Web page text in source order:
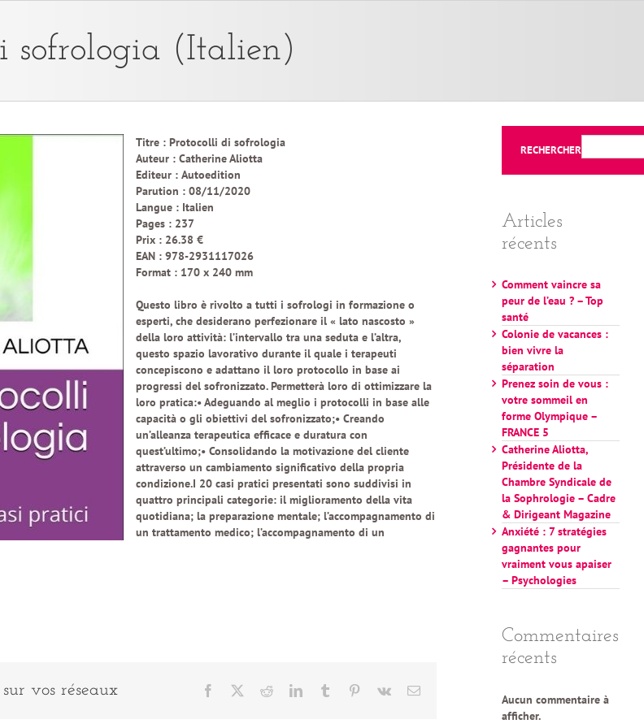
sofrologia (Italien)
Titre : Protocolli di sofrologia
Auteur : Catherine Aliotta
Editeur : Autoedition
Parution :08/11/2020
Langue :Italien
Pages :237
Prix :26.38 €
EAN :978-2931117026
Format :170 x 240 mm
Questo libro è rivolto a tutti i sofrologi in formazione o
esperti, che desiderano perfezionare il « lato nascosto »
della loro attività: l’intervallo tra una seduta e l’altra,
questo spazio lavorativo durante il quale i terapeuti
concepiscono e adattano il loro protocollo in base ai
progressi del sofronizzato. Permetterà loro di ottimizzare la
loro pratica:• Adeguando al meglio i protocolli in base alle
capacità o gli obiettivi del sofronizzato;• Creando
un’alleanza terapeutica efficace e duratura con
quest’ultimo;• Consolidando la motivazione del cliente
attraverso un cambiamento significativo della propria
condizione.I 20 casi pratici presentati sono suddivisi in
quattro principali categorie: il miglioramento della vita
quotidiana; la preparazione mentale; l’accompagnamento di
un trattamento medico; l’accompagnamento di un
vos réseaux Facebook RedditLinkedInTumblr Pinterest
Vk Email
RECHERCHER
Articles
récents
Comment vaincre sa
peur de l’eau ? – Top
santé
Colonie de vacances :
bien vivre la
séparation
Prenez soin de vous :
votre sommeil en
forme Olympique –
FRANCE 5
Catherine Aliotta,
Présidente de la
Chambre Syndicale de
la Sophrologie – Cadre
& Dirigeant Magazine
Anxiété : 7 stratégies
gagnantes pour
vraiment vous apaiser
– Psychologies
Commentaires
récents
Aucun commentaire à
afficher.